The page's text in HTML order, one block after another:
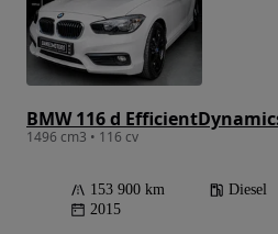
BMW 116 d
1496 cm3 • 116 cv
153 900 km Diesel
2015